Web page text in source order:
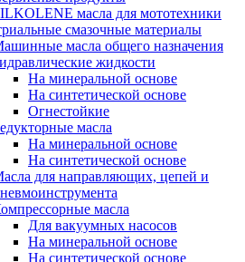
масла для мототехники
смазочные материалы
масла общего назначения
жидкости
На минеральной основе
На синтетической основе
Огнестойкие
масла
На минеральной основе
На синтетической основе
для направляющих, цепей и
масла
Для вакуумных насосов
На минеральной основе
На синтетической основе